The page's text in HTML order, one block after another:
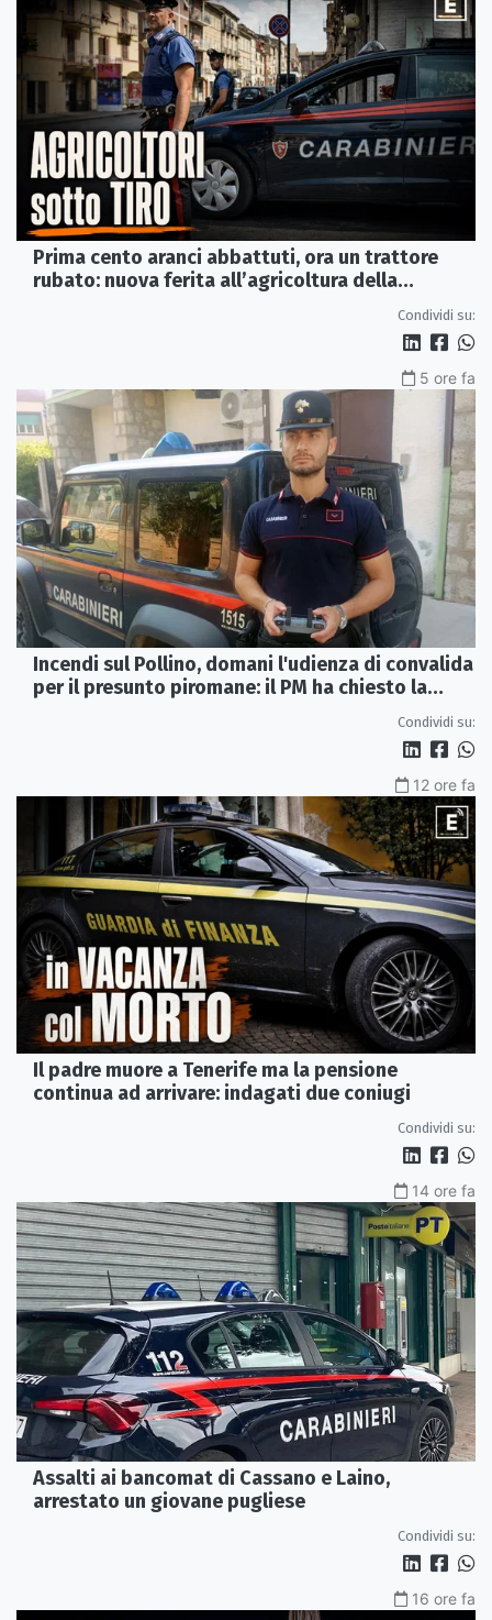
Prima cento aranci abbattuti, ora un trattore
rubato: nuova ferita all’agricoltura della
Condividi su:
5 ore fa
Incendi sul Pollino, domani l'udienza di convalida
per il presunto piromane: il PM ha chiesto la
Condividi su:
12 ore fa
Il padre muore a Tenerife ma la pensione
continua ad arrivare: indagati due coniugi
Condividi su:
14 ore fa
Assalti ai bancomat di Cassano e Laino,
arrestato un giovane pugliese
Condividi su:
16 ore fa